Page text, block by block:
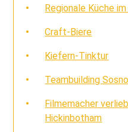
Regionale Küche
Craft-Biere
Kiefern-Tinktur
Teambuilding
Filmemacher
Hickinbotham